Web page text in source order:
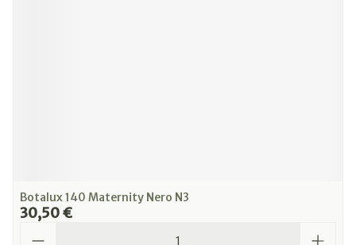
Botalux 140 Maternity Nero N3
30,50 €